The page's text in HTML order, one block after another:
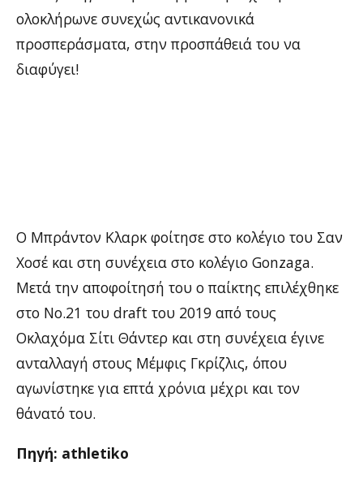
ολοκλήρωνε συνεχώς αντικανονικά
προσπεράσματα, στην προσπάθειά του να
διαφύγει!
Ο Μπράντον Κλαρκ φοίτησε στο κολέγιο του Σαν
Χοσέ και στη συνέχεια στο κολέγιο Gonzaga.
Μετά την αποφοίτησή του ο παίκτης επιλέχθηκε
στο Νο.21 του draft του 2019 από τους
Οκλαχόμα Σίτι Θάντερ και στη συνέχεια έγινε
ανταλλαγή στους Μέμφις Γκρίζλις, όπου
αγωνίστηκε για επτά χρόνια μέχρι και τον
θάνατό του.
Πηγή: athletiko